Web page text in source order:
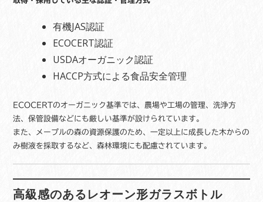
ト
有機JAS認証
ECOCERT認証
USDAオーガニック認証
HACCP方式による食品安全管理
ECOCERTのオーガニック基準では、農場や工場の管理、洗浄方
法、保管設備などにも厳しい基準が設けられています。
また、メープルの森の資源保護のため、一定以上に成長した木からの
み樹液を採取するなど、森林環境にも配慮されています。
高級感のあるレオーン形ガラスボトル